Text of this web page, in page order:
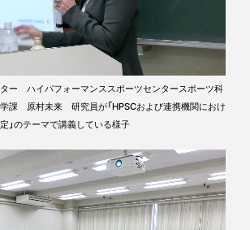
ー ハイパフォーマンススポーツセンタースポーツ科
課 原村未来 研究員が「HPSCおよび連携機関におけ
」のテーマで講義している様子